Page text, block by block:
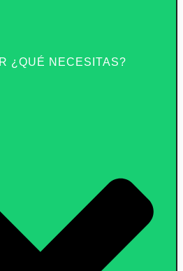
¿QUÉ NECESITAS?